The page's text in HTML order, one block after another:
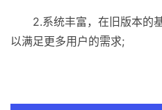
2.系统丰富，在旧版本的
以满足更多用户的需求;